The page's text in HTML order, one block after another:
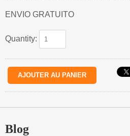
ENVIO GRATUITO
Quantity:
Blog